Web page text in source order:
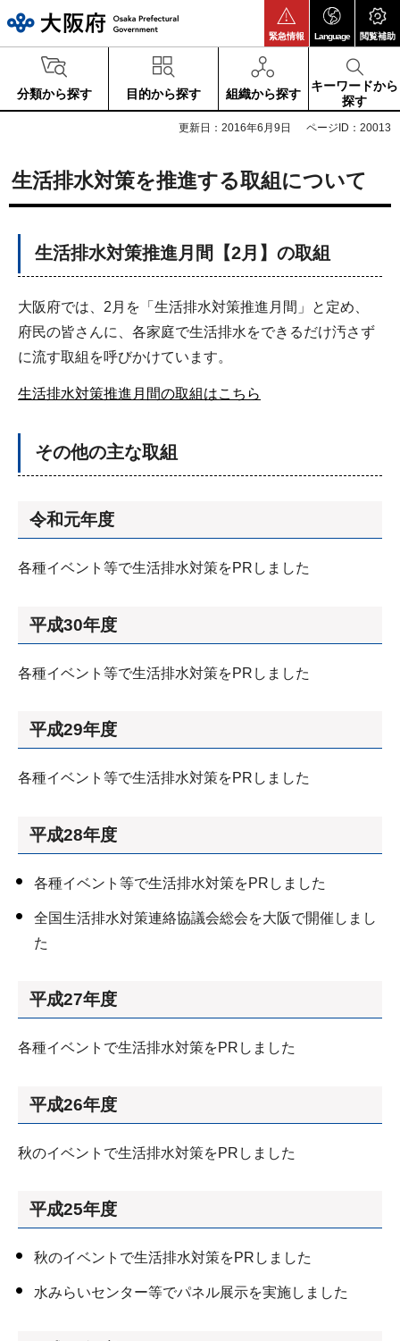
緊急情報 Language 閲覧補助
分類から探す 目的から探す 組織から探す
キーワードから
探す
更新日：2016年6月9日 ページID：20013
生活排水対策を推進する取組について
生活排水対策推進月間【2月】の取組
大阪府では、2月を「生活排水対策推進月間」と定め、
府民の皆さんに、各家庭で生活排水をできるだけ汚さず
に流す取組を呼びかけています。
生活排水対策推進月間の取組はこちら
その他の主な取組
令和元年度
各種イベント等で生活排水対策をPRしました
平成30年度
各種イベント等で生活排水対策をPRしました
平成29年度
各種イベント等で生活排水対策をPRしました
平成28年度
各種イベント等で生活排水対策をPRしました
全国生活排水対策連絡協議会総会を大阪で開催しまし
た
平成27年度
各種イベントで生活排水対策をPRしました
平成26年度
秋のイベントで生活排水対策をPRしました
平成25年度
秋のイベントで生活排水対策をPRしました
水みらいセンター等でパネル展示を実施しました